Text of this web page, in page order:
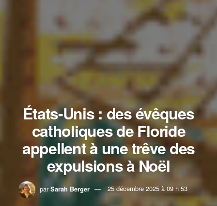
États-Unis : des évêques
catholiques de Floride
appellent à une trêve des
expulsions à Noël
par Sarah Berger 25 décembre 2025 à 09 h 53